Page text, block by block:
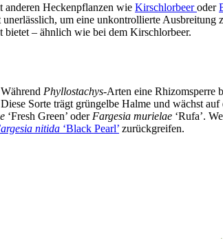
anderen Heckenpflanzen wie Kirschlorbeeroder
um eine unkontrollierte Ausbreitung
– ähnlich wie bei dem Kirschlorbeer.
Phyllostachys-Arten eine Rhizomsperre
Sorte trägt grüngelbe Halme und wächst
‘Fresh Green’ oder Fargesia murielae ‘Rufa’.
nitida ‘Black Pearl’ zurückgreifen.